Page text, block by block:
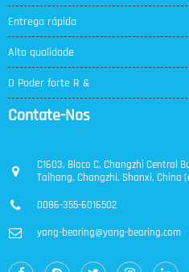
Entrega rápida
Alta qualidade
D Poder forte R &
Contate-Nos
C1603, Bloco C, Changzhi Central
Taihang, Changzhi, Shanxi, China
0086-355-6016502
yang-bearing@yang-bearing.com